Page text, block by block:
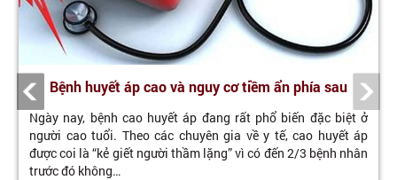
Bệnh huyết áp cao và nguy cơ tiềm ẩn phía sau
Ngày nay, bệnh cao huyết áp đang rất phổ biến đặc biệt ở
người cao tuổi. Theo các chuyên gia về y tế, cao huyết áp
được coi là “kẻ giết người thầm lặng” vì có đến 2/3 bệnh nhân
trước đó không…